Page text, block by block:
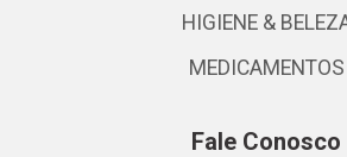
HIGIENE &
MEDICAMENTOS
Fale Conosco